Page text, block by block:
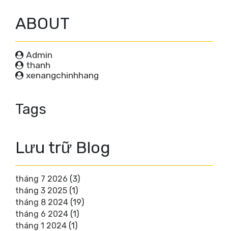
ABOUT
Admin
thanh
xenangchinhhang
Tags
Lưu trữ Blog
tháng 7 2026 (3)
tháng 3 2025 (1)
tháng 8 2024 (19)
tháng 6 2024 (1)
tháng 1 2024 (1)